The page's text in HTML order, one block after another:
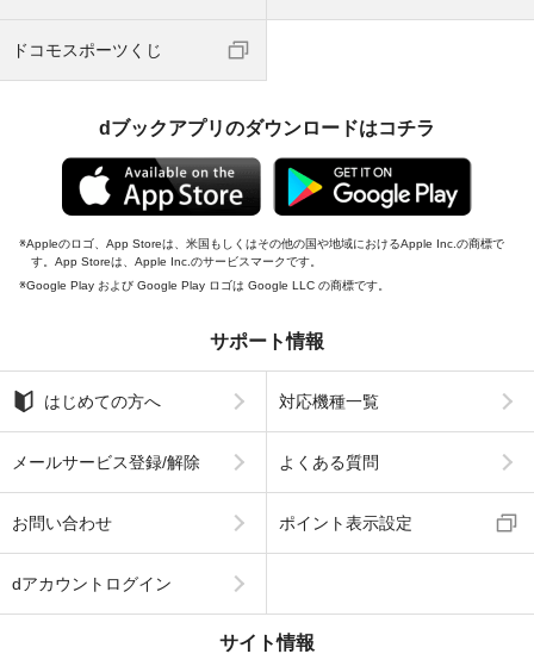
ドコモスポーツくじ
dブックアプリのダウンロードはコチラ
Appleのロゴ、App Storeは、米国もしくはその他の国や地域におけるApple Inc.の商標で
す。App Storeは、Apple Inc.のサービスマークです。
Google Play および Google Play ロゴは Google LLC の商標です。
サポート情報
はじめての方へ 対応機種一覧
メールサービス登録/解除 よくある質問
お問い合わせ ポイント表示設定
dアカウントログイン
サイト情報